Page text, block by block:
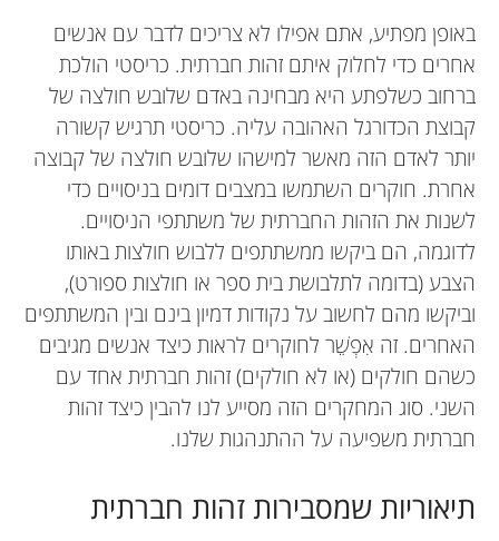
באופן מפתיע, אתם אפילו לא צריכים לדבר עם אנשים
אחרים כדי לחלוק איתם זהות חברתית. כריסטי הולכת
ברחוב כשלפתע היא מבחינה באדם שלובש חולצה של
קבוצת הכדורגל האהובה עליה. כריסטי תרגיש קשורה
יותר לאדם הזה מאשר למישהו שלובש חולצה של קבוצה
אחרת. חוקרים השתמשו במצבים דומים בניסויים כדי
לשנות את הזהות החברתית של משתתפי הניסויים.
לדוגמה, הם ביקשו ממשתתפים ללבוש חולצות באותו
הצבע (בדומה לתלבושת בית ספר או חולצות ספורט),
וביקשו מהם לחשוב על נקודות דמיון בינם ובין המשתתפים
האחרים. זה אִפְשֵׁר לחוקרים לראות כיצד אנשים מגיבים
כשהם חולקים (או לא חולקים) זהות חברתית אחד עם
השני. סוג המחקרים הזה מסייע לנו להבין כיצד זהות
חברתית משפיעה על ההתנהגות שלנו.
תיאוריות שמסבירות זהות חברתית